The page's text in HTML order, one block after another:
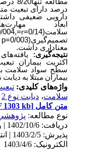
دارویی ضعیفی
ابعاد
سلامت(0/14=
004,=r
تصمیم‌گیری(r=0/15, p=0/003
معناداری داشت.
نتیجه‌گیری:
اکثریتبیماران
سطح سواد سلامت با
بیماران مبتلا به دیابت نوع 2 مرتبط
واژه‌های کلیدی:
سلامت،دیابت نوع 2
متن کامل[PDF 1303 kb]
نوع مطالعه:پژوهشي|
الکترونیک: 1403/4/6